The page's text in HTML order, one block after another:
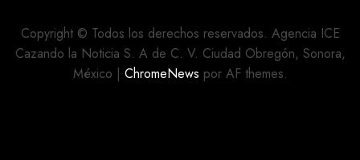
MOVIMIENTO
AGOSTO 5,
2026
CALLES
REHABILITADAS
AGOSTO 5,
Copyright © Todos los derechos reservados. Agencia ICE
Cazando la Noticia S. A de C. V. Ciudad Obregón, Sonora,
México | ChromeNews por AF themes.